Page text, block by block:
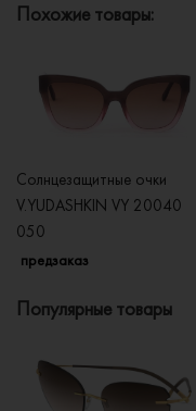
Похожие товары:
Солнцезащитные очки
V.YUDASHKIN VY 20040
050
предзаказ
Популярные товары